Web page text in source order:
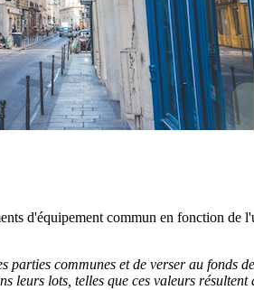
d'équipement commun en fonction de
communes et de verser au fonds
leurs lots, telles que ces valeurs